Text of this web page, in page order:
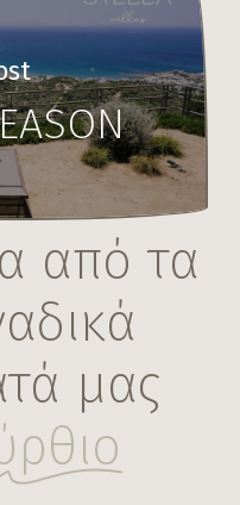
από τα
μας
next section